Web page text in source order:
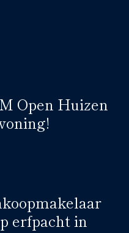
Open Huizen
erfpacht in